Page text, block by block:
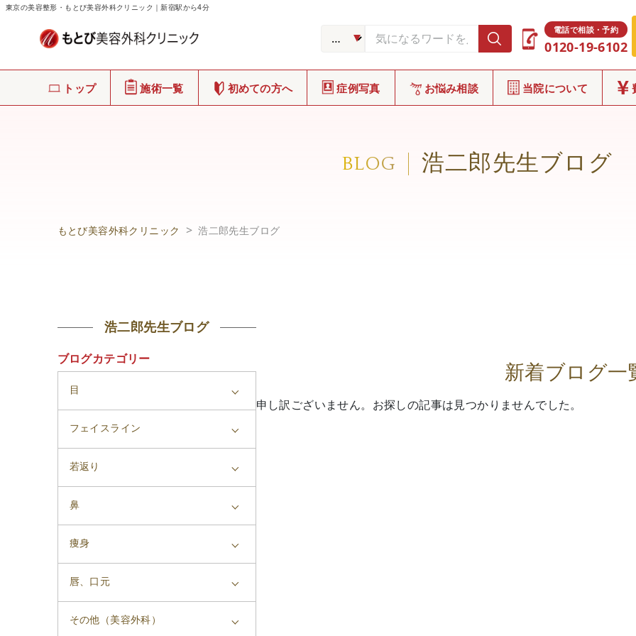
東京の美容整形・もとび美容外科クリニック｜新宿駅から4分
電話で相談・予約
0120-19-6102
トップ 施術一覧 初めての方へ 症例写真 お悩み相談 当院について
BLOG 浩二郎先生ブログ
もとび美容外科クリニック 浩二郎先生ブログ
浩二郎先生ブログ
ブログカテゴリー
目
フェイスライン
若返り
鼻
痩身
唇、口元
その他（美容外科）
新着ブログ一
申し訳ございません。お探しの記事は見つかりませんでした。